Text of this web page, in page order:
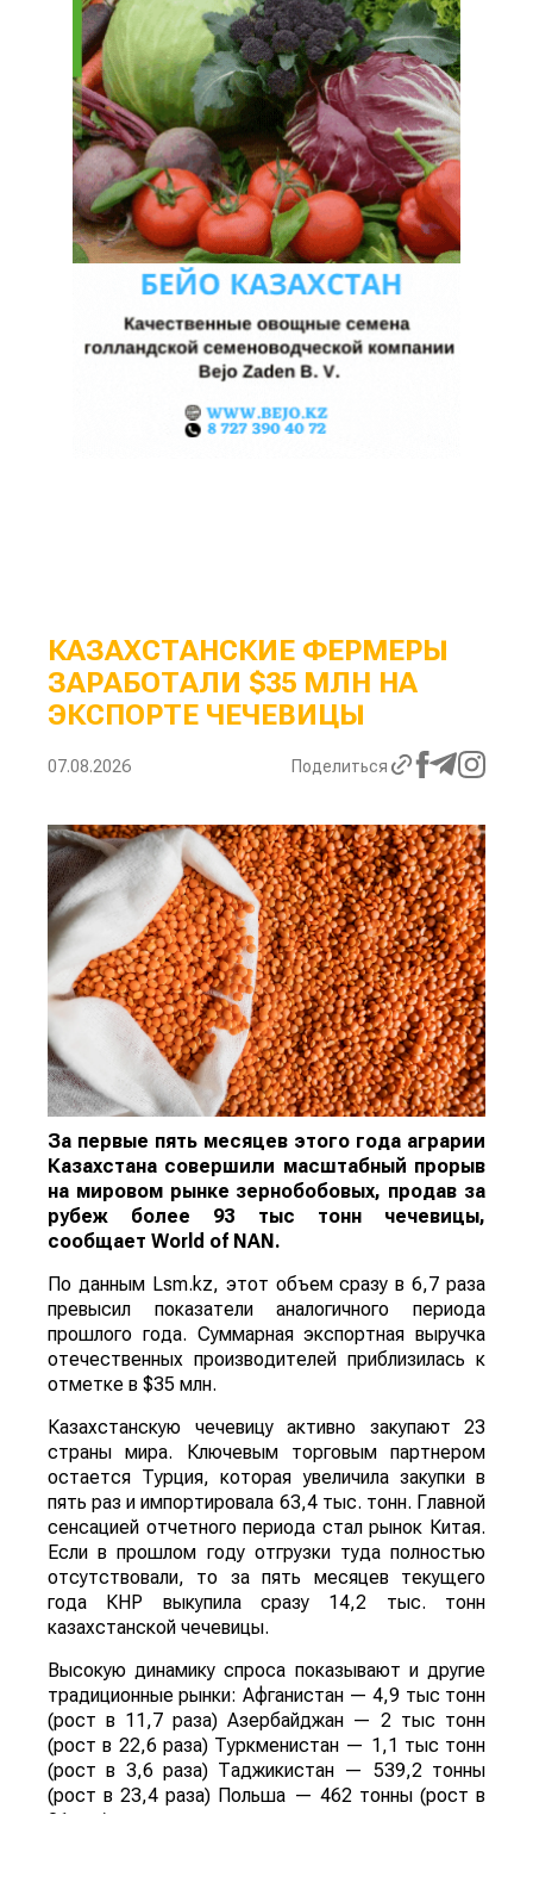
КАЗАХСТАНСКИЕ ФЕРМЕРЫ
ЗАРАБОТАЛИ $35 МЛН НА
ЭКСПОРТЕ ЧЕЧЕВИЦЫ
07.08.2026 Поделиться
За первые пять месяцев этого года аграрии
Казахстана совершили масштабный прорыв
на мировом рынке зернобобовых, продав за
рубеж более 93 тыс тонн чечевицы,
сообщает World of NAN .
По данным Lsm.kz, этот объем сразу в 6,7 раза
превысил показатели аналогичного периода
прошлого года. Суммарная экспортная выручка
отечественных производителей приблизилась к
отметке в $35 млн.
Казахстанскую чечевицу активно закупают 23
страны мира. Ключевым торговым партнером
остается Турция, которая увеличила закупки в
пять раз и импортировала 63,4 тыс. тонн. Главной
сенсацией отчетного периода стал рынок Китая.
Если в прошлом году отгрузки туда полностью
отсутствовали, то за пять месяцев текущего
года КНР выкупила сразу 14,2 тыс. тонн
казахстанской чечевицы.
Высокую динамику спроса показывают и другие
традиционные рынки: Афганистан — 4,9 тыс тонн
(рост в 11,7 раза) Азербайджан — 2 тыс тонн
(рост в 22,6 раза) Туркменистан — 1,1 тыс тонн
(рост в 3,6 раза) Таджикистан — 539,2 тонны
(рост в 23,4 раза) Польша — 462 тонны (рост в
21 раз).